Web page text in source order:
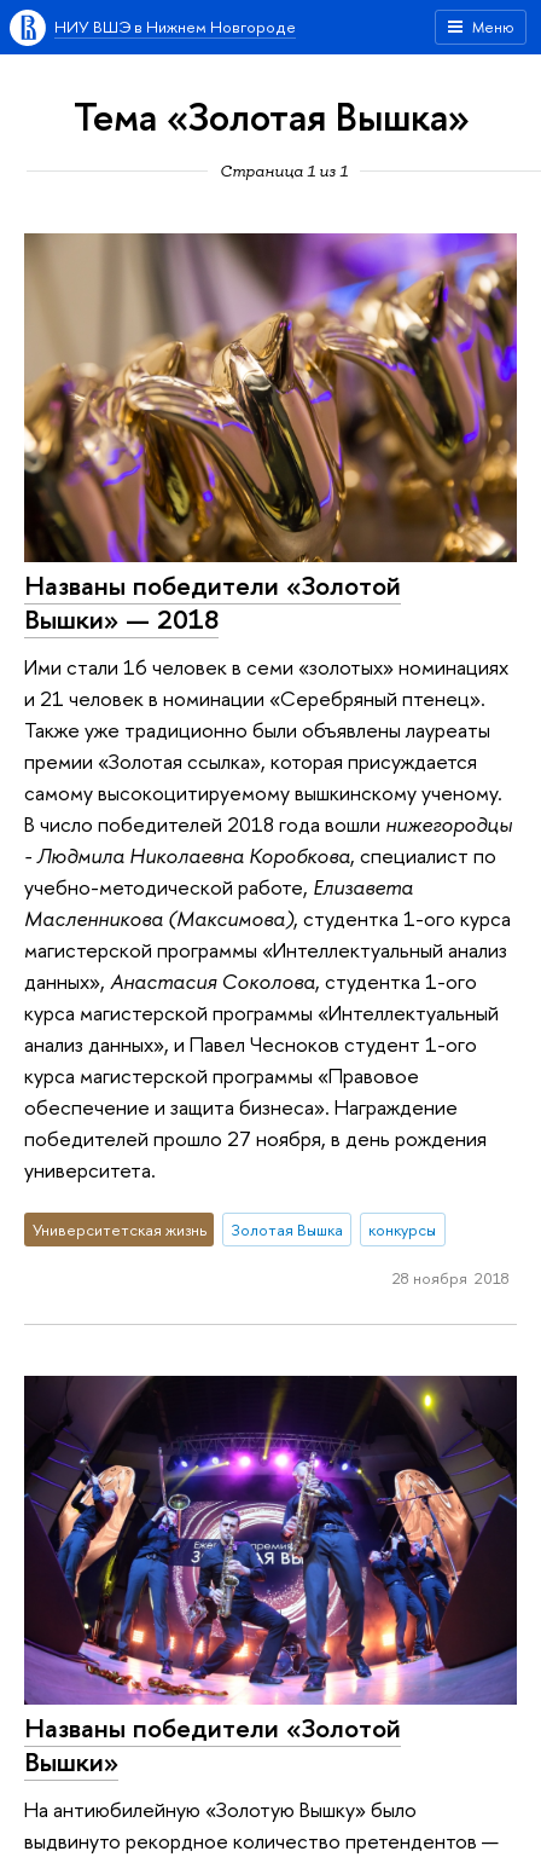
Меню
НИУ ВШЭ в Нижнем Новгороде
Тема «Золотая Вышка»
Страница 1 из 1
Названы победители «Золотой
Вышки» — 2018
Ими стали 16 человек в семи «золотых» номинациях
и 21 человек в номинации «Серебряный птенец».
Также уже традиционно были объявлены лауреаты
премии «Золотая ссылка», которая присуждается
самому высокоцитируемому вышкинскому ученому.
В число победителей 2018 года вошли нижегородцы
- Людмила Николаевна Коробкова, специалист по
учебно-методической работе, Елизавета
Масленникова (Максимова), студентка 1-ого курса
магистерской программы «Интеллектуальный анализ
данных», Анастасия Соколова, студентка 1-ого
курса магистерской программы «Интеллектуальный
анализ данных», и Павел Чесноков студент 1-ого
курса магистерской программы «Правовое
обеспечение и защита бизнеса». Награждение
победителей прошло 27 ноября, в день рождения
университета.
Университетская жизнь Золотая Вышка конкурсы
28 ноября 2018
Названы победители «Золотой
Вышки»
На антиюбилейную «Золотую Вышку» было
выдвинуто рекордное количество претендентов —